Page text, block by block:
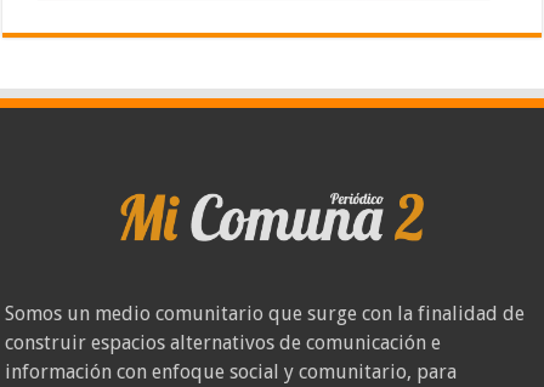
Somos un medio comunitario que surge con la finalidad de
construir espacios alternativos de comunicación e
información con enfoque social y comunitario, para